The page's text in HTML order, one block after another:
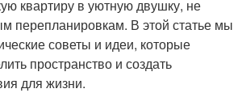
квартиру в уютную двушку, не
перепланировкам. В этой статье мы
советы и идеи, которые
пространство и создать
для жизни.